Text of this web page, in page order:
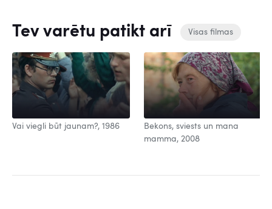
Tev varētu patikt arī Visas filmas
Vai viegli būt jaunam?, 1986
Bekons, sviests un mana
mamma, 2008